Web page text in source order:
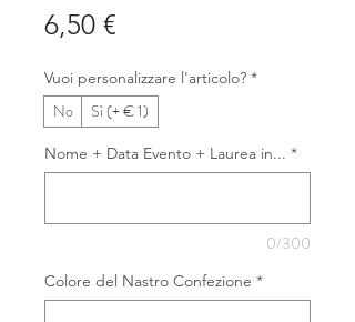
6,50 €
Vuoi personalizzare l'articolo? *
No Sì (+ € 1)
Nome + Data Evento + Laurea in... *
0/300
Colore del Nastro Confezione *